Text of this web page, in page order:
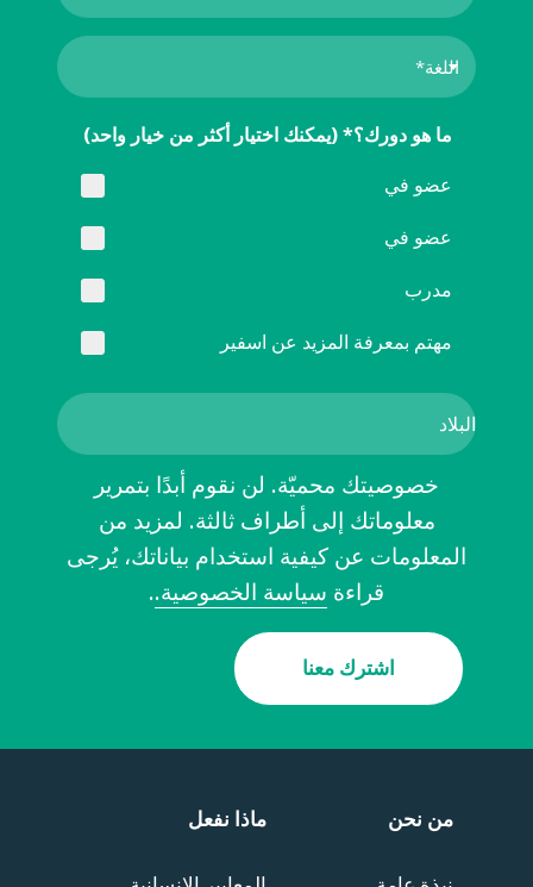
ما هو دورك؟* (يمكنك اختيار أكثر من خيار واحد)
عضو في
عضو في
مدرب
مهتم بمعرفة المزيد عن اسفير
خصوصيتك محميّة. لن نقوم أبدًا بتمرير
معلوماتك إلى أطراف ثالثة. لمزيد من
المعلومات عن كيفية استخدام بياناتك، يُرجى
قراءة سياسة الخصوصية..
اشترك معنا
من نحن ماذا نفعل